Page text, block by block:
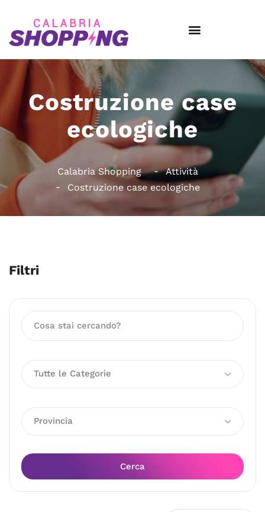
Costruzione case
ecologiche
Calabria Shopping
Attività
Costruzione case ecologiche
Filtri
Tutte le Categorie
Provincia
Cerca